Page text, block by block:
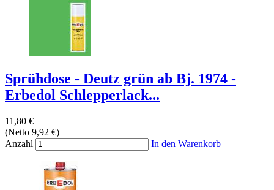
Sprühdose - Deutz grün ab Bj. 1974 -
Erbedol Schlepperlack...
11,80 €
(Netto 9,92 €)
Anzahl
In den Warenkorb